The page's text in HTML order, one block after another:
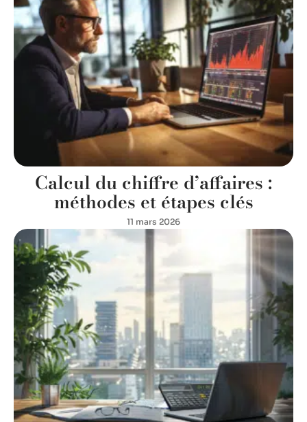
Calcul du chiffre d’affaires :
méthodes et étapes clés
11 mars 2026